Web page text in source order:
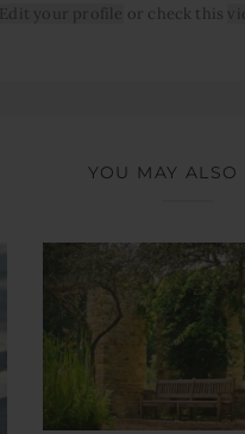
Edit your profile or check this
YOU MAY ALSO